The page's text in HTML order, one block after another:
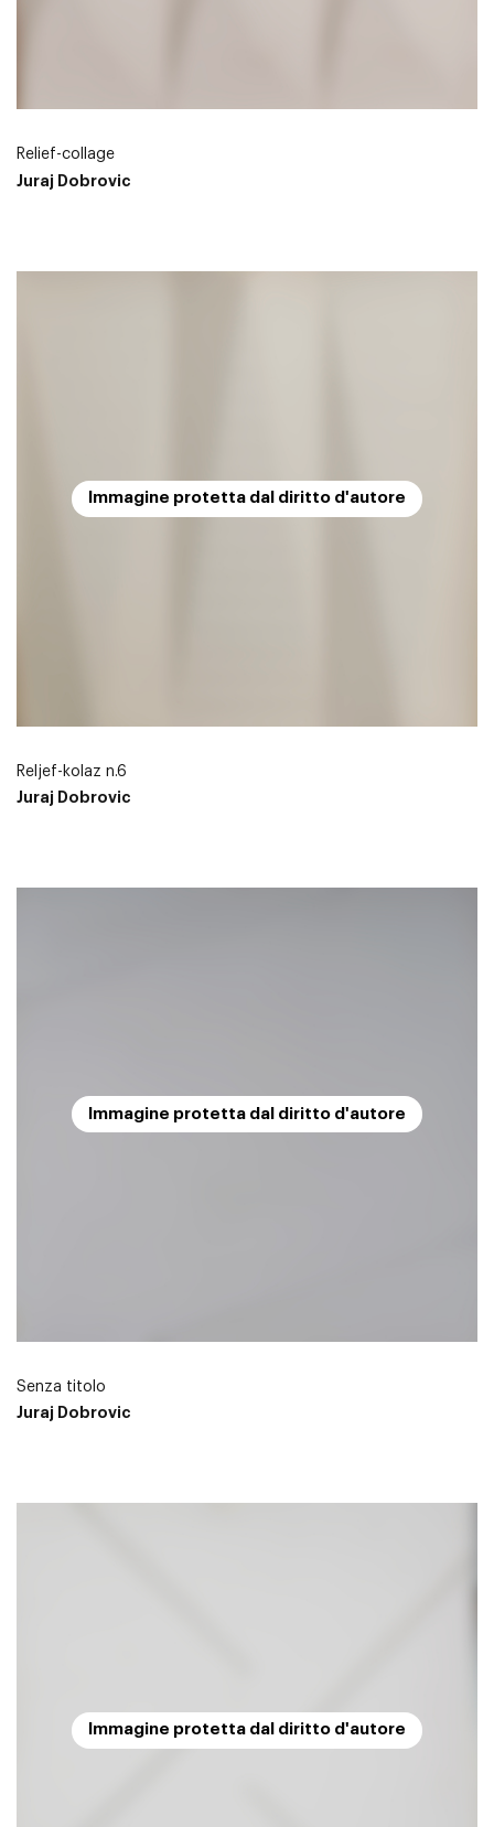
Relief-collage
Juraj Dobrovic
Immagine protetta dal diritto d'autore
Reljef-kolaz n.6
Juraj Dobrovic
Immagine protetta dal diritto d'autore
Senza titolo
Juraj Dobrovic
Immagine protetta dal diritto d'autore